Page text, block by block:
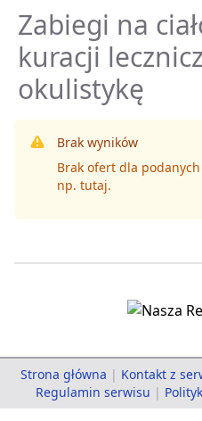
Zabiegi na
kuracji
okulistykę
Brak wyników
Brak ofert dla
np. tutaj.
Strona główna | Kontakt z
Regulamin serwisu |